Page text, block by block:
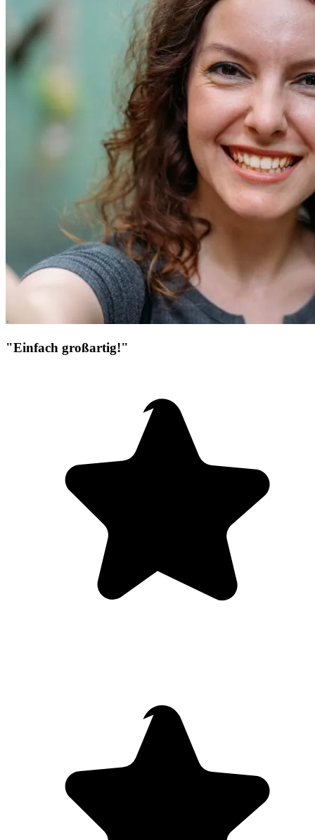
"Einfach großartig!"